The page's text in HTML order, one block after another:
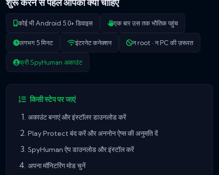
शुरू करने से पहले आपको क्या चाहिए
कोई भी Android 5.0+ डिवाइस एक बार उस तक भौतिक पहुंच
लगभग 5 मिनट इंटरनेट कनेक्शन न root · न PC की ज़रूरत
फ्री SpyHuman अकाउंट
किसी स्टेप पर जाएं
अकाउंट बनाएं और इंस्टॉलर डाउनलोड करें
Play Protect बंद करें और अननोन ऐप्स की अनुमति दें
SpyHuman ऐप डाउनलोड और इंस्टॉल करें
अपना मॉनिटरिंग मोड चुनें